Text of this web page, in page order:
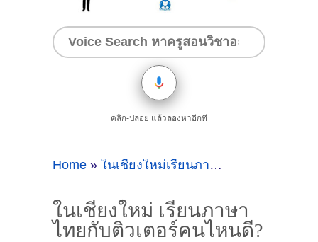
คลิก-ปล่อย แล้วลองหาอีกที
Home » ในเชียงใหม่เรียนภาษาไทยกับติวเตอร์คนไหนดี
ในเชียงใหม่ เรียนภาษา
ไทยกับติวเตอร์คนไหนดี?